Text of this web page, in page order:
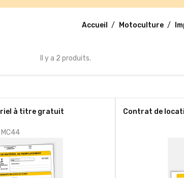
Accueil Motoculture
Il y a 2 produits.
à titre gratuit
MC44
Contrat de